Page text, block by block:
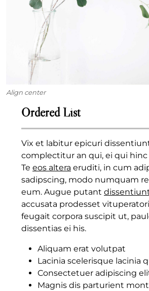
Align center
Ordered List
Vix et labitur epicuri
complectitur an qui, ei qui hinc
Te eos altera eruditi, in cum
sadipscing, modo numquam
eum. Augue putant
accusata prodesset
feugait corpora suscipit ut,
dissentias ei his.
Aliquam erat volutpat
Lacinia scelerisque lacinia
Consectetuer adipiscing
Magnis dis parturient